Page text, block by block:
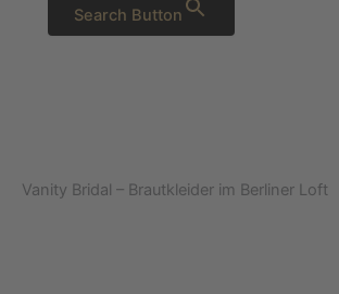
Search Button
Vanity Bridal – Brautkleider im Berliner Loft